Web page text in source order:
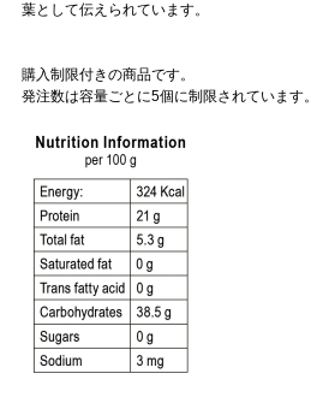
葉として伝えられています。
購入制限付きの商品です。
発注数は容量ごとに5個に制限されています。